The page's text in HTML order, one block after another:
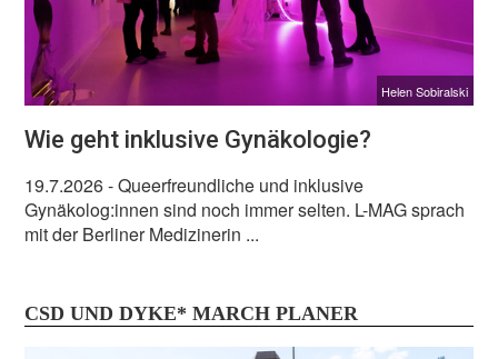
Helen Sobiralski
Wie geht inklusive Gynäkologie?
19.7.2026- Queerfreundliche und inklusive
Gynäkolog:innen sind noch immer selten. L-MAG sprach
mit der Berliner Medizinerin ...
CSD UND DYKE* MARCH PLANER